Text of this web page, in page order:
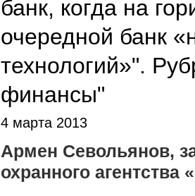
банк, когда на
очередной банк
технологий»".
финансы"
4 марта 2013
Армен Севольянов,
охранного агентства